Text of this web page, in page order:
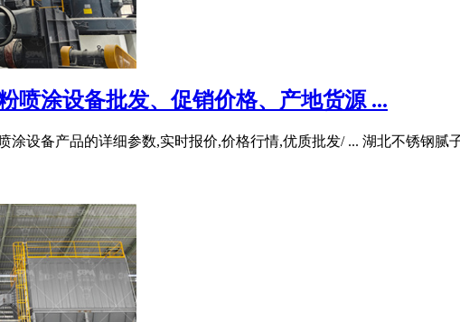
喷涂设备批发、促销价格、产地货源 ...
涂设备产品的详细参数,实时报价,价格行情,优质批发/ ... 湖北不锈钢